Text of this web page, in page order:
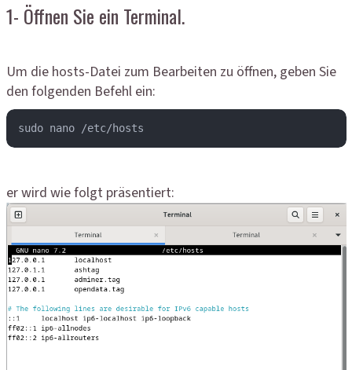
1- Öffnen Sie ein Terminal.
Um die hosts-Datei zum Bearbeiten zu öffnen, geben Sie
den folgenden Befehl ein:
sudo nano /etc/hosts
er wird wie folgt präsentiert: